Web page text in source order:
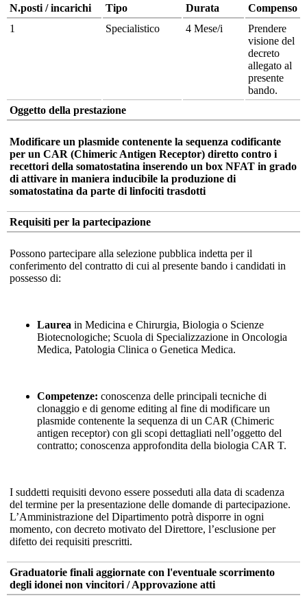
N.posti / incarichi Tipo Durata
Compenso
1
Specialistico 4 Mese/i
Prendere
visione del
decreto
allegato al
presente
bando.
Oggetto della prestazione
Modificare un plasmide contenente la sequenza codificante
per un CAR (Chimeric Antigen Receptor) diretto contro i
recettori della somatostatina inserendo un box NFAT in grado
di attivare in maniera inducibile la produzione di
somatostatina da parte di linfociti trasdotti
Requisiti per la partecipazione
Possono partecipare alla selezione pubblica indetta per il
conferimento del contratto di cui al presente bando i candidati in
possesso di:
Laurea in Medicina e Chirurgia, Biologia o Scienze
Biotecnologiche; Scuola di Specializzazione in Oncologia
Medica, Patologia Clinica o Genetica Medica.
Competenze: conoscenza delle principali tecniche di
clonaggio e di genome editing al fine di modificare un
plasmide contenente la sequenza di un CAR (Chimeric
antigen receptor) con gli scopi dettagliati nell’oggetto del
contratto; conoscenza approfondita della biologia CAR T.
I suddetti requisiti devono essere posseduti alla data di scadenza
del termine per la presentazione delle domande di partecipazione.
L’Amministrazione del Dipartimento potrà disporre in ogni
momento, con decreto motivato del Direttore, l’esclusione per
difetto dei requisiti prescritti.
Graduatorie finali aggiornate con l'eventuale scorrimento
degli idonei non vincitori / Approvazione atti